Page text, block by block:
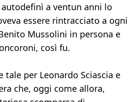
a ventun anni lo
essere rintracciato a ogni
Mussolini in persona e
così fu.
tale per Leonardo Sciascia e
che, oggi come allora,